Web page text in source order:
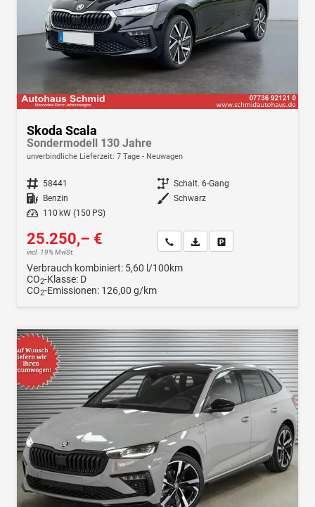
Skoda Scala
Sondermodell 130 Jahre
unverbindliche Lieferzeit: 7 Tage Neuwagen
Fahrzeugnr. 58441 Getriebe Schalt. 6-Gang
Kraftstoff Benzin Außenfarbe Schwarz
Leistung
110 kW (150 PS)
25.250,– €
incl. 19% MwSt.
Wir rufen Sie anFahrzeugexposé (PDF)
Verbrauch kombiniert: 5,60 l/100km
CO2-Klasse: D
CO2-Emissionen: 126,00 g/km